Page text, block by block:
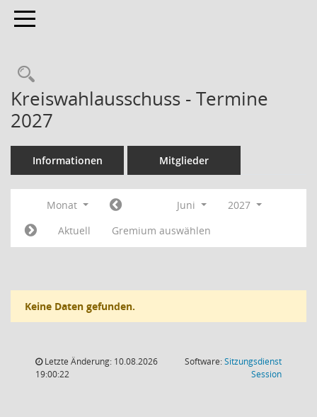
Toggle navigation
Rechercheauswahl
Kreiswahlausschuss - Termine
2027
Informationen Mitglieder
Monat Juni
2027
Aktuell
Gremium auswählen
Keine Daten gefunden.
Letzte Änderung: 10.08.2026
19:00:22
Software:Sitzungsdienst
Session(Wird in